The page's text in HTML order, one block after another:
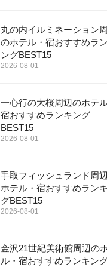
丸の内イルミネーション
のホテル・宿おすすめラ
ングBEST15
2026-08-01
一心行の大桜周辺のホテル
宿おすすめランキング
BEST15
2026-08-01
手取フィッシュランド周
ホテル・宿おすすめラン
グBEST15
2026-08-01
金沢21世紀美術館周辺の
ル・宿おすすめランキン